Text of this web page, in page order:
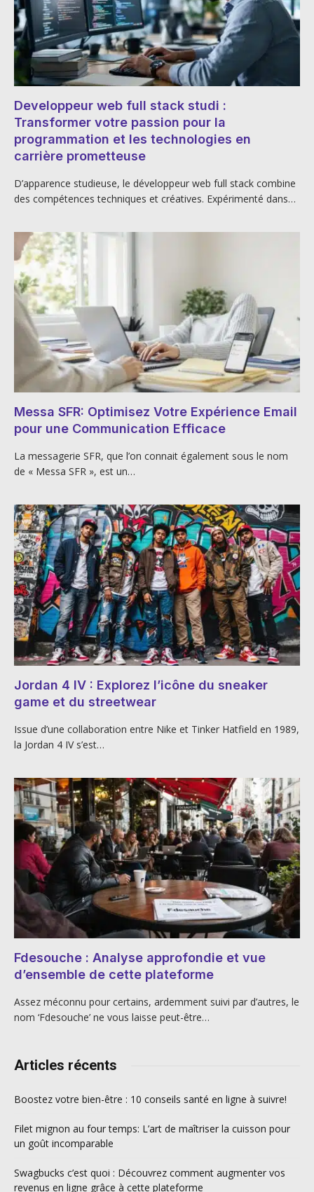
Developpeur web full stack studi :
Transformer votre passion pour la
programmation et les technologies en
carrière prometteuse
D’apparence studieuse, le développeur web full stack combine
des compétences techniques et créatives. Expérimenté dans…
Messa SFR: Optimisez Votre Expérience Email
pour une Communication Efficace
La messagerie SFR, que l’on connait également sous le nom
de « Messa SFR », est un…
Jordan 4 IV : Explorez l’icône du sneaker
game et du streetwear
Issue d’une collaboration entre Nike et Tinker Hatfield en 1989,
la Jordan 4 IV s’est…
Fdesouche : Analyse approfondie et vue
d’ensemble de cette plateforme
Assez méconnu pour certains, ardemment suivi par d’autres, le
nom ‘Fdesouche’ ne vous laisse peut-être…
Articles récents
Boostez votre bien-être : 10 conseils santé en ligne à suivre!
Filet mignon au four temps: L’art de maîtriser la cuisson pour
un goût incomparable
Swagbucks c’est quoi : Découvrez comment augmenter vos
revenus en ligne grâce à cette plateforme